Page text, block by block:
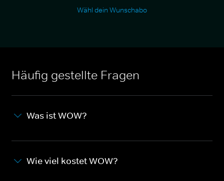
Wähl dein Wunschabo
Häufig gestellte Fragen
Was ist WOW?
Wie viel kostet WOW?